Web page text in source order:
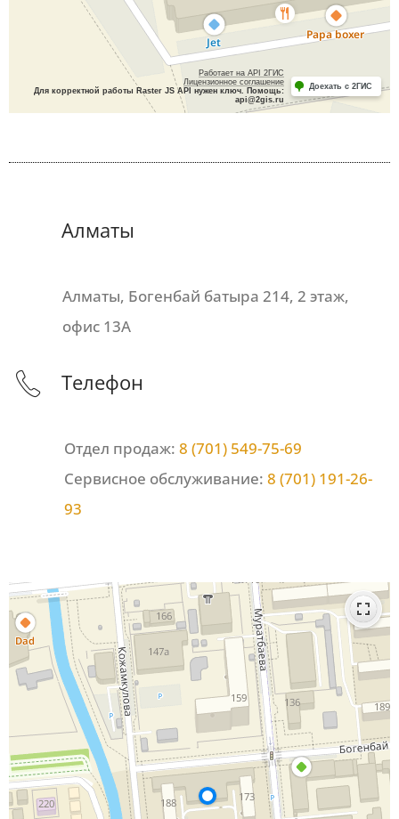
Алматы
Алматы, Богенбай батыра 214, 2 этаж,
офис 13А
Телефон
Отдел продаж: 8 (701) 549-75-69
Сервисное обслуживание: 8 (701) 191-26-
93